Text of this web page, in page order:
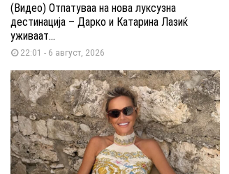
(Видео) Отпатуваа на нова луксузна
дестинација – Дарко и Катарина Лазиќ
уживаат...
22:01 - 6 август, 2026